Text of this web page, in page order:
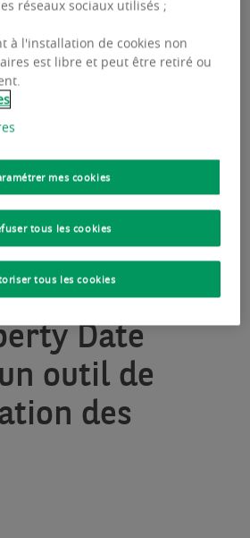
d’un immeuble.
plateformes de surveillance
une importance croissante
compréhension des besoins
prenantes d’un bâtiment
actions de réduction des
être mises en place.
Date
outil de
des
réseaux sociaux utilisés ;
à l'installation de cookies non
est libre et peut être retiré ou
mes cookies
tous les cookies
tous les cookies